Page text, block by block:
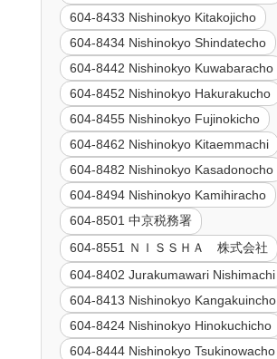
604-8433 Nishinokyo Kitakojicho
604-8434 Nishinokyo Shindatecho
604-8442 Nishinokyo Kuwabaracho
604-8452 Nishinokyo Hakurakucho
604-8455 Nishinokyo Fujinokicho
604-8462 Nishinokyo Kitaemmachi
604-8482 Nishinokyo Kasadonocho
604-8494 Nishinokyo Kamihiracho
604-8501 中京税務署
604-8551 ＮＩＳＳＨＡ 株式会社
604-8402 Jurakumawari Nishimachi
604-8413 Nishinokyo Kangakuincho
604-8424 Nishinokyo Hinokuchicho
604-8444 Nishinokyo Tsukinowacho